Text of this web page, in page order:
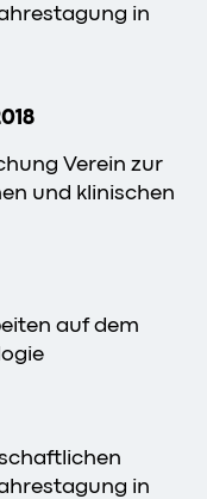
in
Verein zur
und klinischen
auf dem
in